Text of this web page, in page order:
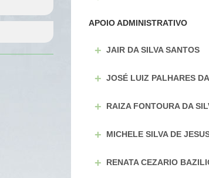
APOIO ADMINISTRATIVO
+ JAIR DA SILVA SANTOS
+ JOSÉ LUIZ PALHARES
+ RAIZA FONTOURA DA
+ MICHELE SILVA DE
+ RENATA CEZARIO